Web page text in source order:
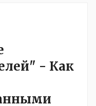
- Как